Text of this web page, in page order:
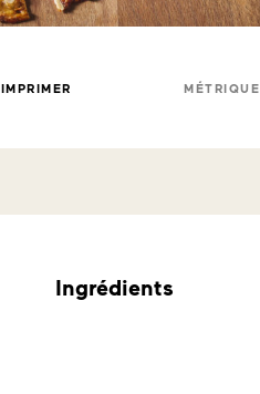
IMPRIMER MÉTRIQUE
Ingrédients